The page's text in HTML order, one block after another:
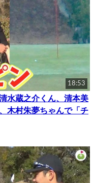
18:53
水蔵之介くん、清本美
木村朱夢ちゃんで「チ